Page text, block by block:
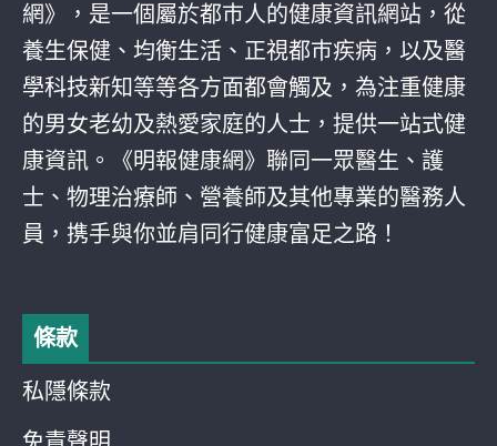
網》，是一個屬於都巿人的健康資訊網站，從
養生保健、均衡生活、正視都巿疾病，以及醫
學科技新知等等各方面都會觸及，為注重健康
的男女老幼及熱愛家庭的人士，提供一站式健
康資訊。《明報健康網》聯同一眾醫生、護
士、物理治療師、營養師及其他專業的醫務人
員，携手與你並肩同行健康富足之路！
條款
私隱條款